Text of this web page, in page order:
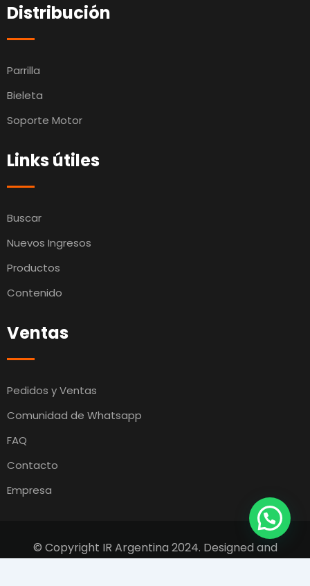
Distribución
Parrilla
Bieleta
Soporte Motor
Links útiles
Buscar
Nuevos Ingresos
Productos
Contenido
Ventas
Pedidos y Ventas
Comunidad de Whatsapp
FAQ
Contacto
Empresa
© Copyright IR Argentina 2024. Designed and